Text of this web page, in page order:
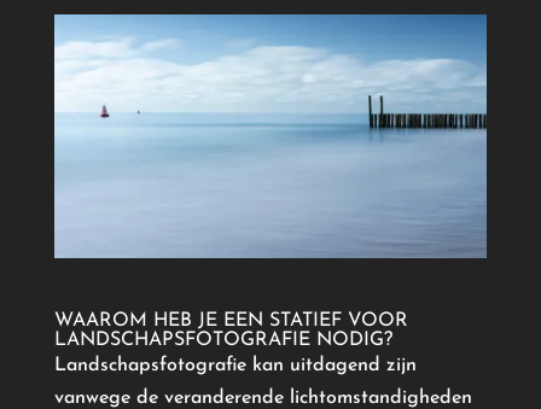
WAAROM HEB JE EEN STATIEF VOOR
LANDSCHAPSFOTOGRAFIE NODIG?
Landschapsfotografie kan uitdagend zijn
vanwege de veranderende lichtomstandigheden